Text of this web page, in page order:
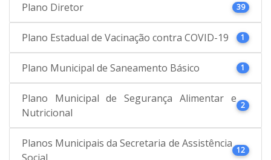
Plano Diretor 39
Plano Estadual de Vacinação contra COVID-19 1
Plano Municipal de Saneamento Básico 1
Plano Municipal de Segurança Alimentar e
Nutricional
2
Planos Municipais da Secretaria de Assistência
12